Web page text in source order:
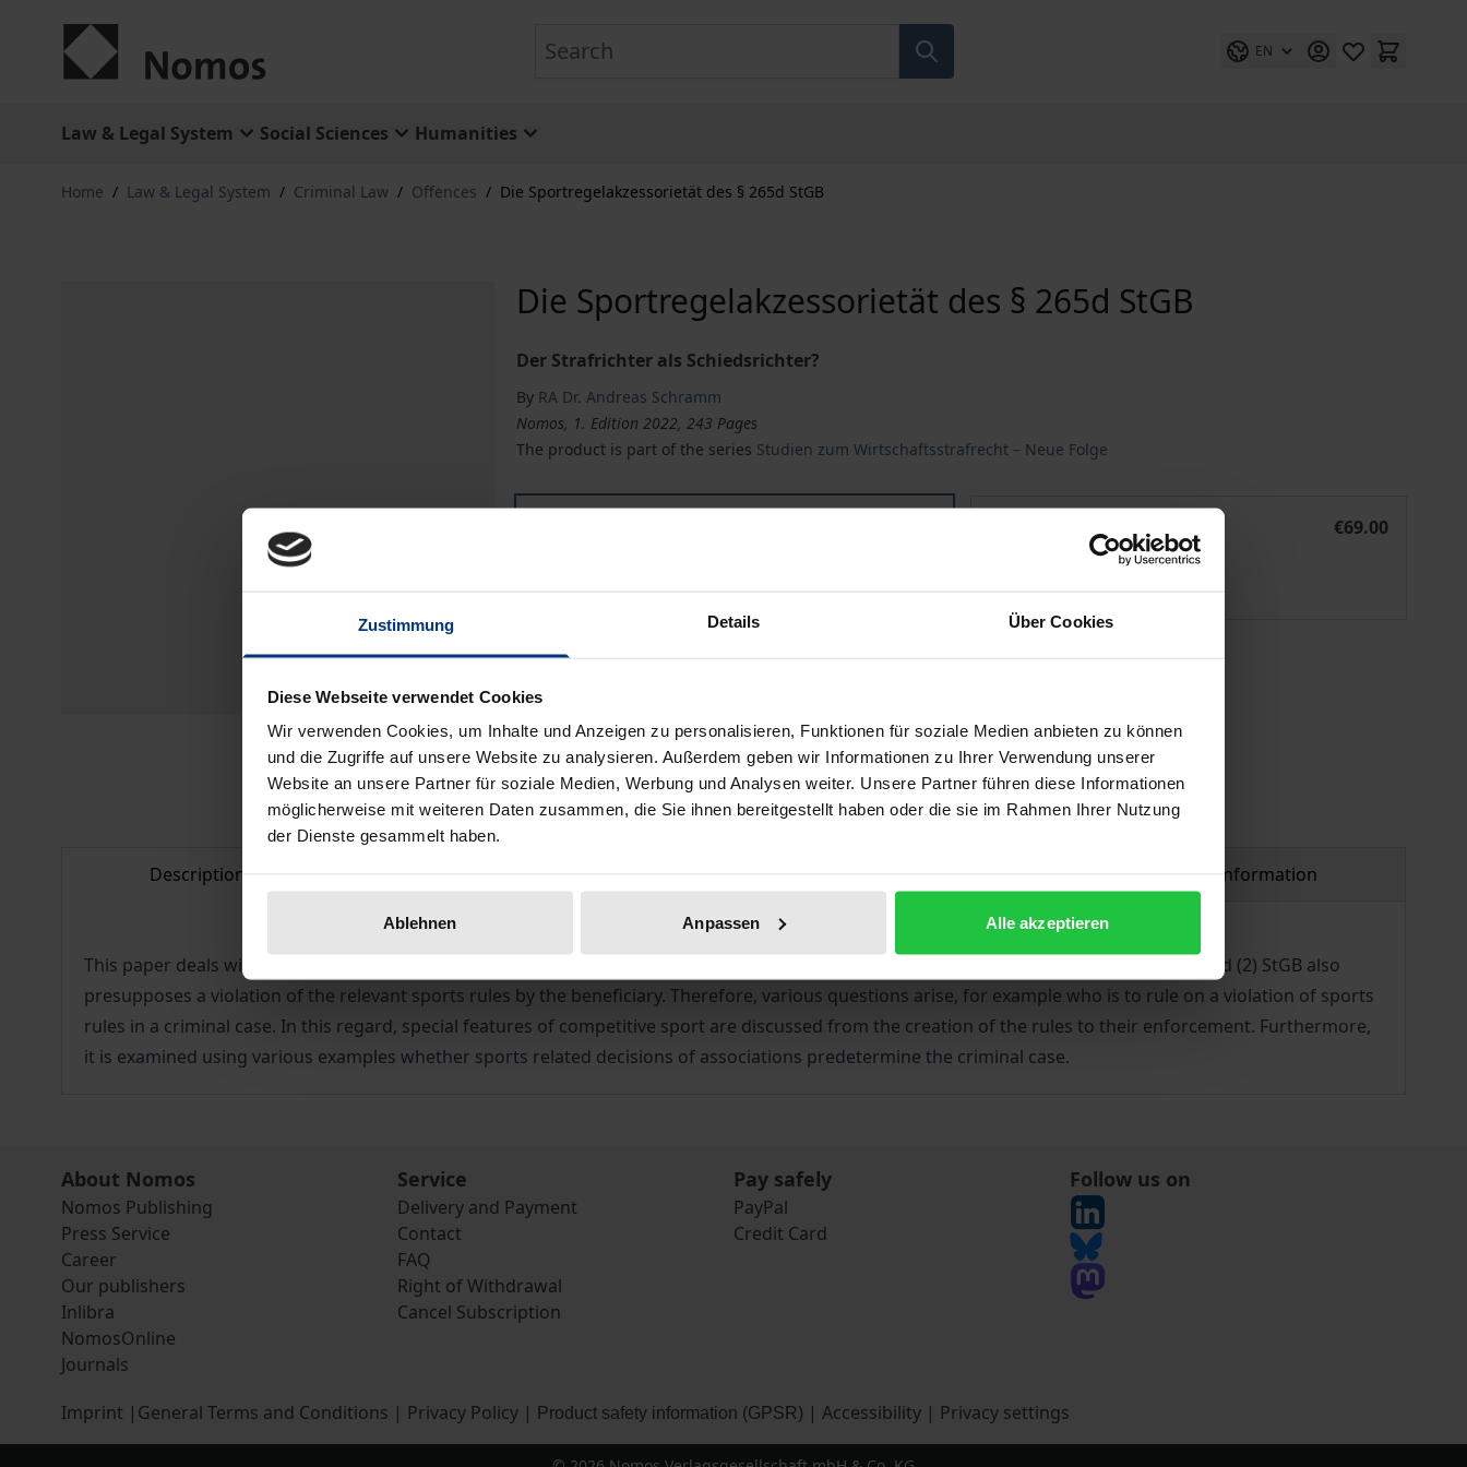
Zustimmung Details Über Cookies
Diese Webseite verwendet Cookies
Wir verwenden Cookies, um Inhalte und Anzeigen zu personalisieren, Funktionen für soziale Medien anbieten zu können
und die Zugriffe auf unsere Website zu analysieren. Außerdem geben wir Informationen zu Ihrer Verwendung unserer
Website an unsere Partner für soziale Medien, Werbung und Analysen weiter. Unsere Partner führen diese Informationen
möglicherweise mit weiteren Daten zusammen, die Sie ihnen bereitgestellt haben oder die sie im Rahmen Ihrer Nutzung
der Dienste gesammelt haben.
Ablehnen Anpassen Alle akzeptieren
EN
Law & Legal System Social Sciences Humanities
Home / Law & Legal System / Criminal Law / Offences / Die Sportregelakzessorietät des § 265d StGB
Die Sportregelakzessorietät des § 265d StGB
Der Strafrichter als Schiedsrichter?
By RA Dr. Andreas Schramm
Nomos, 1. Edition 2022, 243 Pages
The product is part of the series Studien zum Wirtschaftsstrafrecht – Neue Folge
Die Sportregelakzessorietät des § 265d StGB
Die Sportregelakzessorietät des § 265d StGB
€69.00
ISBN 978-3-7489-2944-4
Prices include VAT. Depending on the delivery address, VAT may vary at checkout.
Add to Cart Add to Wish List
Delivery cost notice
Description Product safety information
This paper deals with the relationship of § 265d StGB to sports law. According to this author’s opinion, the criminal liability of § 265d (1) and (2) StGB also
presupposes a violation of the relevant sports rules by the beneficiary. Therefore, various questions arise, for example who is to rule on a violation of sports
rules in a criminal case. In this regard, special features of competitive sport are discussed from the creation of the rules to their enforcement. Furthermore,
it is examined using various examples whether sports related decisions of associations predetermine the criminal case.
About Nomos
Nomos Publishing
Press Service
Career
Our publishers
Inlibra
NomosOnline
Journals
Service
Delivery and Payment
Contact
FAQ
Right of Withdrawal
Cancel Subscription
Pay safely
PayPal
Credit Card
Follow us on
Imprint | General Terms and Conditions | Privacy Policy | Product safety information (GPSR) | Accessibility | Privacy settings